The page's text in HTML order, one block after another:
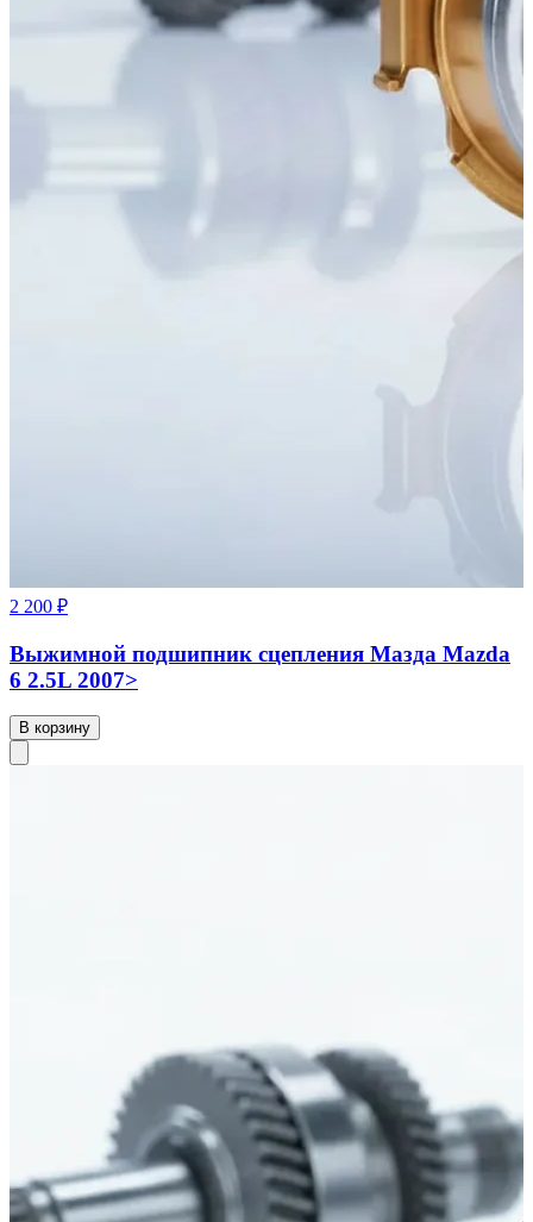
2 200 ₽
Выжимной подшипник сцепления Мазда Mazda
6 2.5L 2007>
В корзину